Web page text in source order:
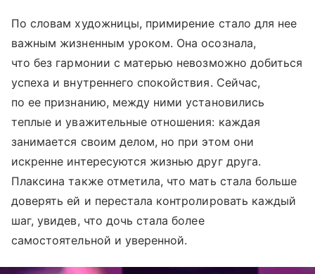
По словам художницы, примирение стало для нее
важным жизненным уроком. Она осознала,
что без гармонии с матерью невозможно добиться
успеха и внутреннего спокойствия. Сейчас,
по ее признанию, между ними установились
теплые и уважительные отношения: каждая
занимается своим делом, но при этом они
искренне интересуются жизнью друг друга.
Плаксина также отметила, что мать стала больше
доверять ей и перестала контролировать каждый
шаг, увидев, что дочь стала более
самостоятельной и уверенной.